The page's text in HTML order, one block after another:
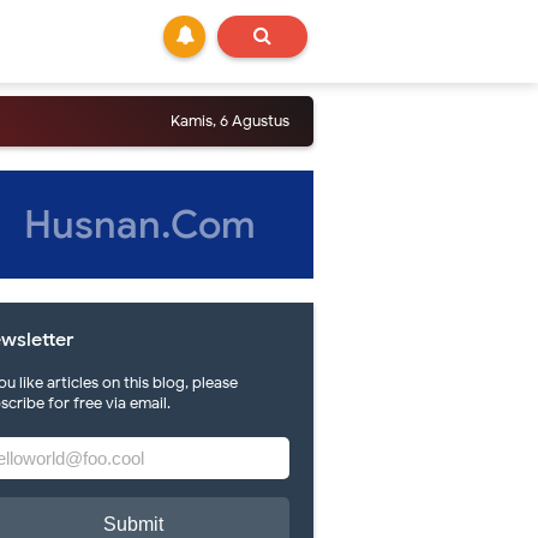
Kamis, 6 Agustus
Husnan.Com
like articles on this blog, please
for free via email.